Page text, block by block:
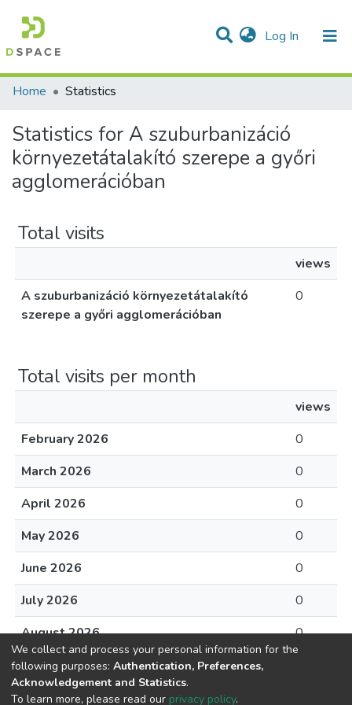
Log In (current)
Communities & Collections
All of DSpace
Home
Statistics
Statistics for A szuburbanizáció
környezetátalakító szerepe a győri
agglomerációban
Total visits
views
A szuburbanizáció környezetátalakító
szerepe a győri agglomerációban
0
Total visits per month
views
February 2026
0
March 2026
0
April 2026
0
May 2026
0
June 2026
0
July 2026
0
August 2026
0
We collect and process your personal information for the
following purposes: Authentication, Preferences,
Acknowledgement and Statistics.
To learn more, please read our privacy policy.